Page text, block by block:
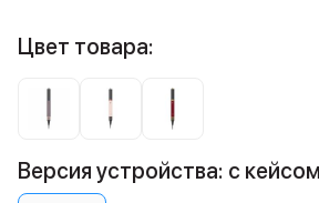
Цвет товара:
Версия устройства: с кейсом